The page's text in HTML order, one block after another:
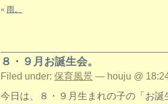
« 雨。
８・９月お誕生会。
Filed under: 保育風景 — houju @
今日は、８・９月生まれの子の「お誕